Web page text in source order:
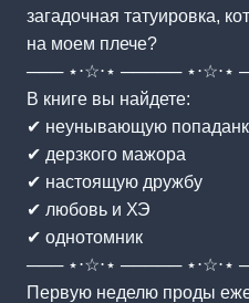
загадочная татуировка,
на моем плече?
─── ⋆⋅☆⋅⋆ ───── ⋆⋅☆⋅⋆
В книге вы найдете:
✔ неунывающую
✔ дерзкого мажора
✔ настоящую дружбу
✔ любовь и ХЭ
✔ однотомник
─── ⋆⋅☆⋅⋆ ───── ⋆⋅☆⋅⋆
Первую неделю проды